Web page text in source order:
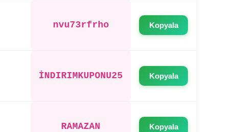
nvu73rfrho Kopyala
İNDIRIMKUPONU25 Kopyala
RAMAZAN Kopyala